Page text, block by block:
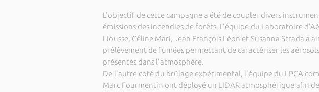
L'objectif de cette campagne a été de coupler divers
émissions des incendies de forêts. L'équipe du Laboratoire
Liousse, Céline Mari, Jean François Léon et Susanna Strada a
prélèvement de fumées permettant de caractériser les
présentes dans l'atmosphère.
De l'autre coté du brûlage expérimental, l'équipe du LPCA
Marc Fourmentin ont déployé un LIDAR atmosphérique afin